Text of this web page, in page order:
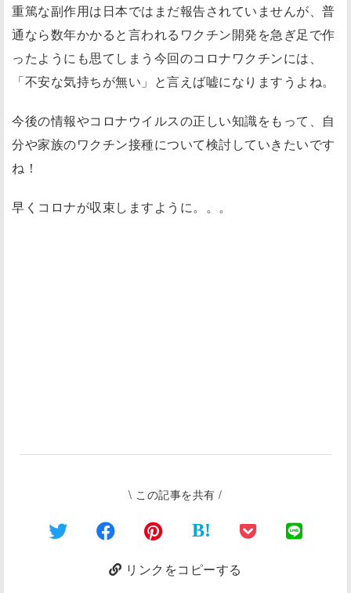
重篤な副作用は日本ではまだ報告されていませんが、普
通なら数年かかると言われるワクチン開発を急ぎ足で作
ったようにも思てしまう今回のコロナワクチンには、
「不安な気持ちが無い」と言えば嘘になりますうよね。
今後の情報やコロナウイルスの正しい知識をもって、自
分や家族のワクチン接種について検討していきたいです
ね！
早くコロナが収束しますように。。。
\ この記事を共有 /
B!
リンクをコピーする